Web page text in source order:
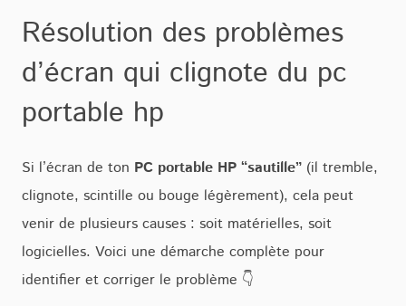
Résolution des problèmes
d’écran qui clignote du pc
portable hp
Si l’écran de ton PC portable HP “sautille” (il tremble,
clignote, scintille ou bouge légèrement), cela peut
venir de plusieurs causes : soit matérielles, soit
logicielles. Voici une démarche complète pour
identifier et corriger le problème 👇